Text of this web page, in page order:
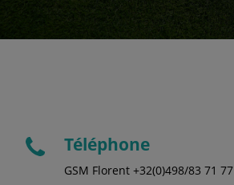
Téléphone
GSM Florent +32(0)498/83 71 77